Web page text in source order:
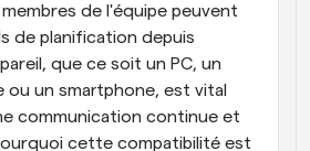
de l'équipe peuvent
de planification depuis
que ce soit un PC, un
ou un smartphone, est vital
communication continue et
cette compatibilité est